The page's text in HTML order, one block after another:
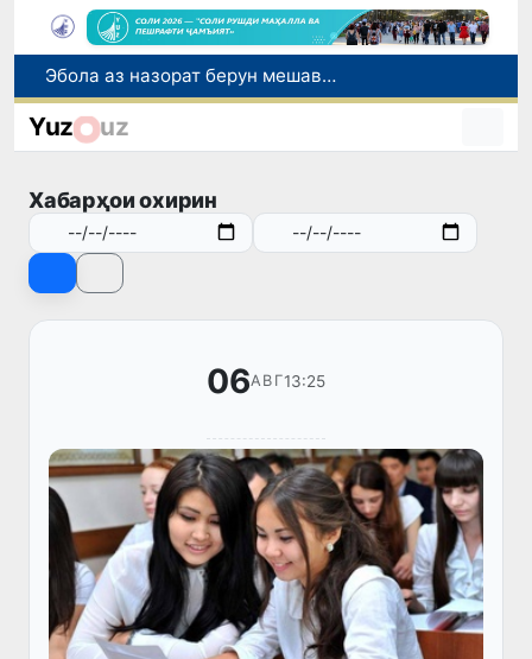
Дар моҳи июл дар Ӯзбекистон нархи маҳсулоти озуқаворӣ коҳиш ёфт, аммо баъзе молу хидматрасониҳо гарон шуданд
Дар Сенат тадбирҳои беҳтар намудани мавқеи Ӯзбекистон дар рейтингҳо ва индексҳои байналмилалӣ баррасӣ шуданд
Эбола аз назорат берун мешавад: дар ҶД Конго шумораи беморон дар як ҳафта ду баробар афзуд, СУТ бонги хатар мезанад
Yuz uz
Хабарҳои охирин
06АВГ13:25